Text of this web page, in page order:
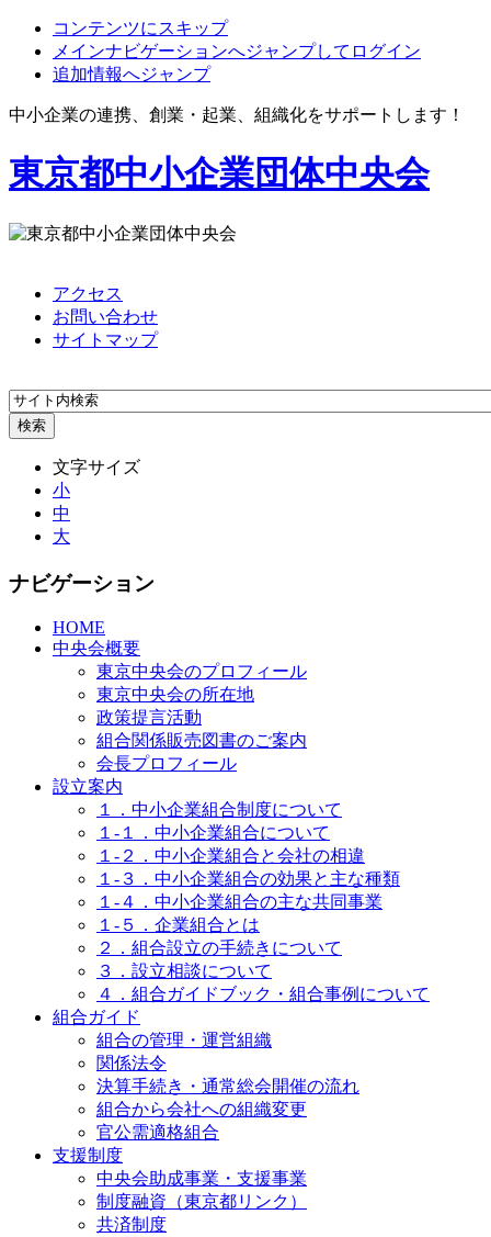
コンテンツにスキップ
メインナビゲーションへジャンプしてログイン
追加情報へジャンプ
中小企業の連携、創業・起業、組織化をサポートします！
東京都中小企業団体中央会
アクセス
お問い合わせ
サイトマップ
文字サイズ
小
中
大
ナビゲーション
HOME
中央会概要
東京中央会のプロフィール
東京中央会の所在地
政策提言活動
組合関係販売図書のご案内
会長プロフィール
設立案内
１．中小企業組合制度について
１-１．中小企業組合について
１-２．中小企業組合と会社の相違
１-３．中小企業組合の効果と主な種類
１-４．中小企業組合の主な共同事業
１-５．企業組合とは
２．組合設立の手続きについて
３．設立相談について
４．組合ガイドブック・組合事例について
組合ガイド
組合の管理・運営組織
関係法令
決算手続き・通常総会開催の流れ
組合から会社への組織変更
官公需適格組合
支援制度
中央会助成事業・支援事業
制度融資（東京都リンク）
共済制度